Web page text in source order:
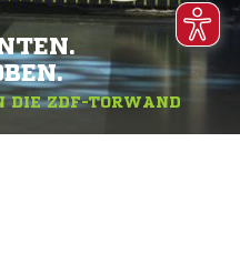
DIE ZDF-TORWAND